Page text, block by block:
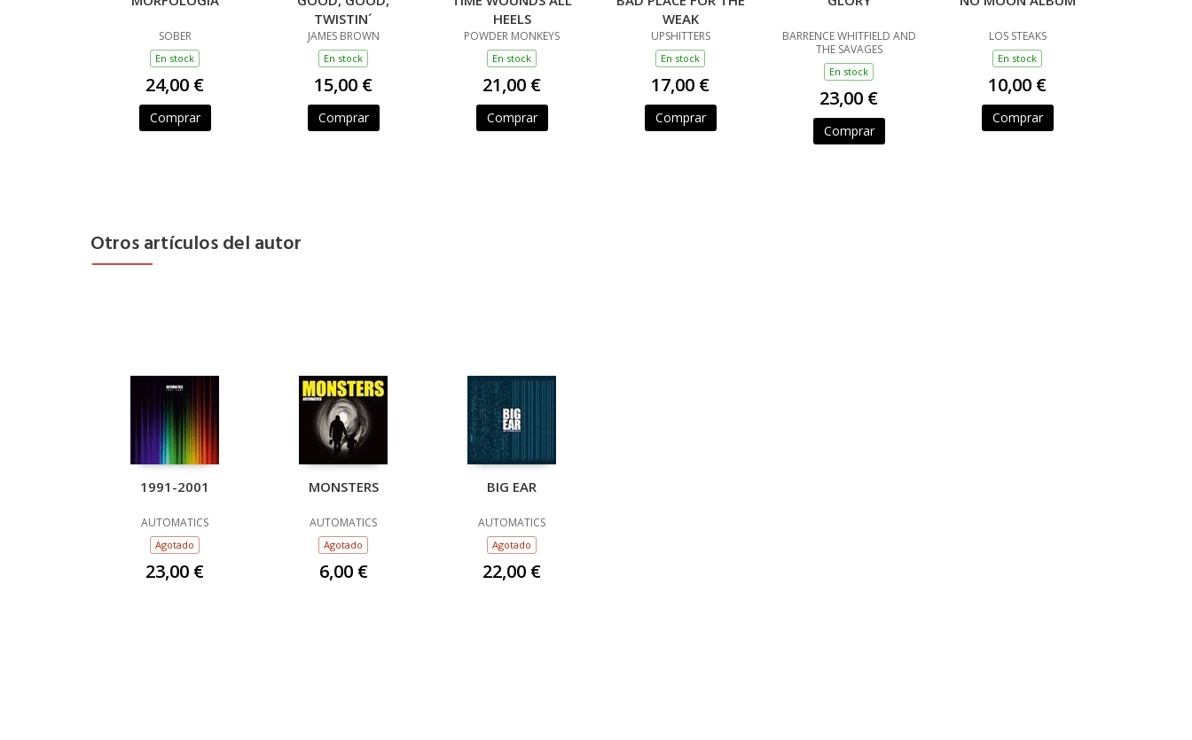
SOBER
En stock
24,00 €
Comprar
TWISTIN´
JAMES BROWN
En stock
15,00 €
Comprar
HEELS
POWDER MONKEYS
En stock
21,00 €
Comprar
WEAK
UPSHITTERS
En stock
17,00 €
Comprar
BARRENCE WHITFIELD AND
THE SAVAGES
En stock
23,00 €
Comprar
LOS STEAKS
En stock
10,00 €
Comprar
Otros artículos del autor
1991-2001
AUTOMATICS
Agotado
23,00 €
MONSTERS
AUTOMATICS
Agotado
6,00 €
BIG EAR
AUTOMATICS
Agotado
22,00 €